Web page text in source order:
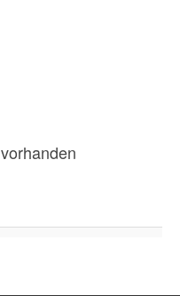
vorhanden